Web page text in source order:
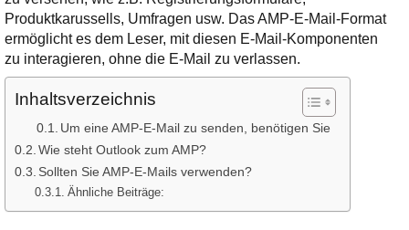
Produktkarussells, Umfragen usw. Das AMP-E-Mail-Format
ermöglicht es dem Leser, mit diesen E-Mail-Komponenten
zu interagieren, ohne die E-Mail zu verlassen.
Inhaltsverzeichnis
Um eine AMP-E-Mail zu senden, benötigen Sie
Wie steht Outlook zum AMP?
Sollten Sie AMP-E-Mails verwenden?
Ähnliche Beiträge:
E-Mail bestätigen